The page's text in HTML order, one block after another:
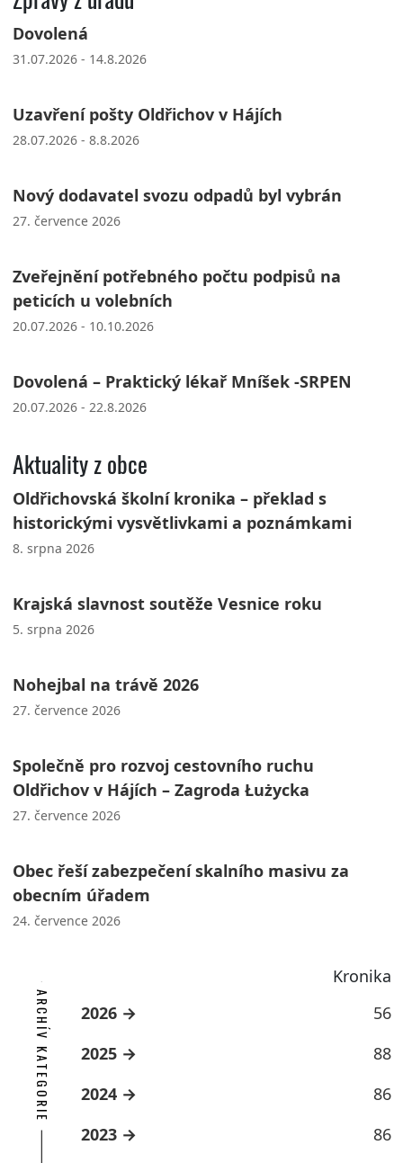
Dovolená
31.07.2026 - 14.8.2026
Uzavření pošty Oldřichov v Hájích
28.07.2026 - 8.8.2026
Nový dodavatel svozu odpadů byl vybrán
27. července 2026
Zveřejnění potřebného počtu podpisů na
peticích u volebních
20.07.2026 - 10.10.2026
Dovolená – Praktický lékař Mníšek -SRPEN
20.07.2026 - 22.8.2026
Aktuality z obce
Oldřichovská školní kronika – překlad s
historickými vysvětlivkami a poznámkami
8. srpna 2026
Krajská slavnost soutěže Vesnice roku
5. srpna 2026
Nohejbal na trávě 2026
27. července 2026
Společně pro rozvoj cestovního ruchu
Oldřichov v Hájích – Zagroda Łużycka
27. července 2026
Obec řeší zabezpečení skalního masivu za
obecním úřadem
24. července 2026
Kronika
ARCHÍV KATEGORIE 2026
56
2025
88
2024
86
2023
86